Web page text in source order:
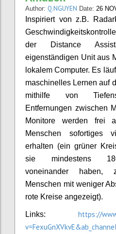
Author: Q.NGUYEN Date: 26
Inspiriert von z.B.
der Distance
eigenständigen Unit aus
lokalem Computer. Es
maschinelles Lernen auf
mithilfe von
Entfernungen zwischen
Monitore werden frei
Menschen sofortiges
erhalten (ein grüner
sie mindestens
voneinander
Menschen mit weniger
rote Kreise angezeigt).
Links: https://